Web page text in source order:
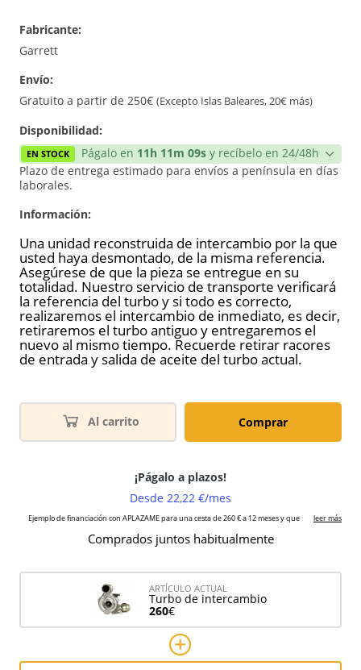
Reconstrucción
Reforzado
Fabricante:
Garrett
Envío:
Gratuito a partir de 250€ (Excepto Islas Baleares, 20€ más)
Disponibilidad:
EN STOCK Págalo en 11h 11m 08s y recíbelo en 24/48h
Plazo de entrega estimado para envíos a península en días
laborales.
Información:
Una unidad reconstruida de intercambio por la que
usted haya desmontado, de la misma referencia.
Asegúrese de que la pieza se entregue en su
totalidad. Nuestro servicio de transporte verificará
la referencia del turbo y si todo es correcto,
realizaremos el intercambio de inmediato, es decir,
retiraremos el turbo antiguo y entregaremos el
nuevo al mismo tiempo. Recuerde retirar racores
de entrada y salida de aceite del turbo actual.
Al carrito Comprar
Comprados juntos habitualmente
ARTÍCULO ACTUAL
Turbo de intercambio
260€